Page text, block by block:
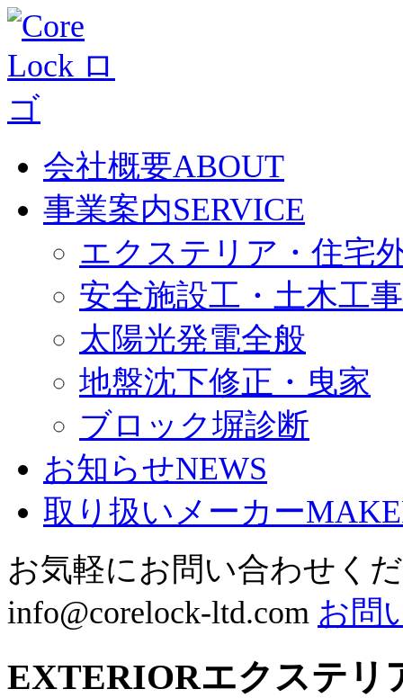
会社概要ABOUT
事業案内SERVICE
エクステリア・住宅
安全施設工・土木工事
太陽光発電全般
地盤沈下修正・曳家
ブロック塀診断
お知らせNEWS
取り扱いメーカー
お気軽にお問い合わせく
info@corelock-ltd.com お問
EXTERIORエクステリ